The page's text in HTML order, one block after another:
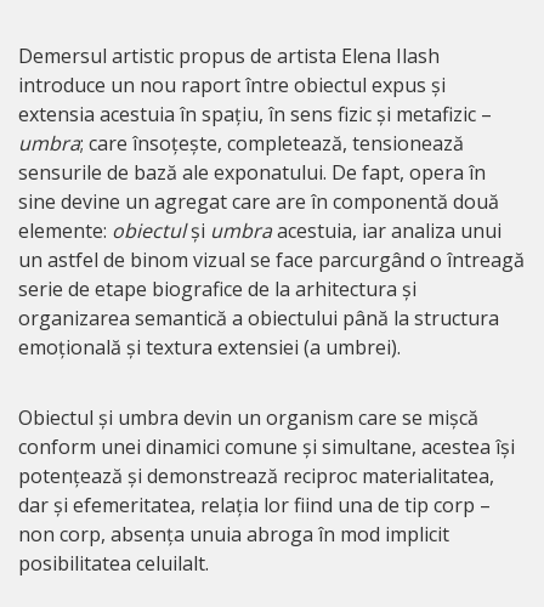
Demersul artistic propus de artista Elena Ilash
introduce un nou raport între obiectul expus și
extensia acestuia în spațiu, în sens fizic și metafizic –
umbra; care însoțește, completează, tensionează
sensurile de bază ale exponatului. De fapt, opera în
sine devine un agregat care are în componentă două
elemente: obiectulși umbraacestuia, iar analiza unui
un astfel de binom vizual se face parcurgând o întreagă
serie de etape biografice de la arhitectura și
organizarea semantică a obiectului până la structura
emoțională și textura extensiei (a umbrei).
Obiectul și umbra devin un organism care se mișcă
conform unei dinamici comune și simultane, acestea își
potențează și demonstrează reciproc materialitatea,
dar și efemeritatea, relația lor fiind una de tip corp –
non corp, absența unuia abroga în mod implicit
posibilitatea celuilalt.